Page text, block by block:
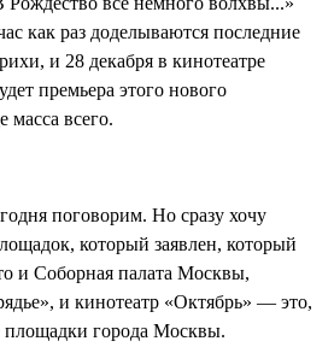
как раз доделываются последние
и 28 декабря в кинотеатре
премьера этого нового
всего.
поговорим. Но сразу хочу
который заявлен, который
и Соборная палата Москвы,
и кинотеатр «Октябрь» — это,
города Москвы.